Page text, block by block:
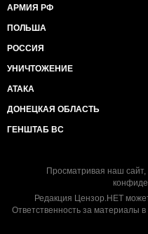
АРМИЯ РФ
ПОЛЬША
РОССИЯ
УНИЧТОЖЕНИЕ
АТАКА
ДОНЕЦКАЯ ОБЛАСТЬ
ГЕНШТАБ ВС
Просматривая наш
Редакция Цензор.НЕТ
Ответственность за материалы